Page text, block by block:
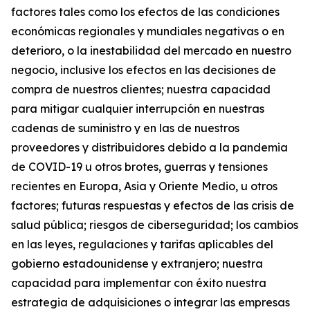
factores tales como los efectos de las condiciones
económicas regionales y mundiales negativas o en
deterioro, o la inestabilidad del mercado en nuestro
negocio, inclusive los efectos en las decisiones de
compra de nuestros clientes; nuestra capacidad
para mitigar cualquier interrupción en nuestras
cadenas de suministro y en las de nuestros
proveedores y distribuidores debido a la pandemia
de COVID-19 u otros brotes, guerras y tensiones
recientes en Europa, Asia y Oriente Medio, u otros
factores; futuras respuestas y efectos de las crisis de
salud pública; riesgos de ciberseguridad; los cambios
en las leyes, regulaciones y tarifas aplicables del
gobierno estadounidense y extranjero; nuestra
capacidad para implementar con éxito nuestra
estrategia de adquisiciones o integrar las empresas